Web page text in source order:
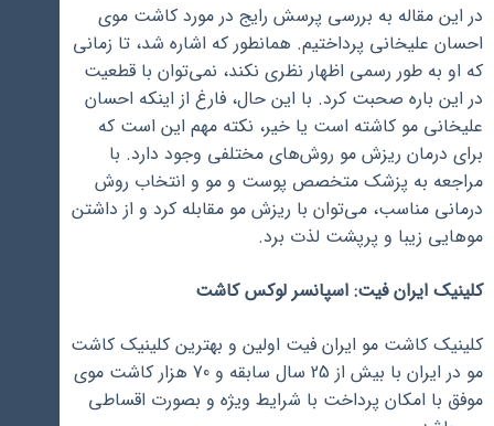
در این مقاله به بررسی پرسش رایج در مورد کاشت موی
احسان علیخانی پرداختیم. همانطور که اشاره شد، تا زمانی
که او به طور رسمی اظهار نظری نکند، نمی‌توان با قطعیت
در این باره صحبت کرد. با این حال، فارغ از اینکه احسان
علیخانی مو کاشته است یا خیر، نکته مهم این است که
برای درمان ریزش مو روش‌های مختلفی وجود دارد. با
مراجعه به پزشک متخصص پوست و مو و انتخاب روش
درمانی مناسب، می‌توان با ریزش مو مقابله کرد و از داشتن
موهایی زیبا و پرپشت لذت برد.
کلینیک ایران فیت: اسپانسر لوکس کاشت
کلینیک کاشت مو ایران فیت اولین و بهترین کلینیک کاشت
مو در ایران با بیش از 25 سال سابقه و 70 هزار کاشت موی
موفق با امکان پرداخت با شرایط ویژه و بصورت اقساطی